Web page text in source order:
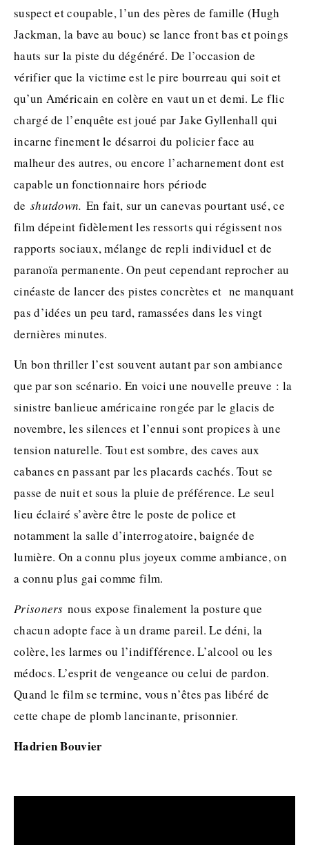
suspect et coupable, l’un des pères de famille (Hugh
Jackman, la bave au bouc) se lance front bas et poings
hauts sur la piste du dégénéré. De l’occasion de
vérifier que la victime est le pire bourreau qui soit et
qu’un Américain en colère en vaut un et demi. Le flic
chargé de l’enquête est joué par Jake Gyllenhall qui
incarne finement le désarroi du policier face au
malheur des autres, ou encore l’acharnement dont est
capable un fonctionnaire hors période
de shutdown. En fait, sur un canevas pourtant usé, ce
film dépeint fidèlement les ressorts qui régissent nos
rapports sociaux, mélange de repli individuel et de
paranoïa permanente. On peut cependant reprocher au
cinéaste de lancer des pistes concrètes et ne manquant
pas d’idées un peu tard, ramassées dans les vingt
dernières minutes.
Un bon thriller l’est souvent autant par son ambiance
que par son scénario. En voici une nouvelle preuve : la
sinistre banlieue américaine rongée par le glacis de
novembre, les silences et l’ennui sont propices à une
tension naturelle. Tout est sombre, des caves aux
cabanes en passant par les placards cachés. Tout se
passe de nuit et sous la pluie de préférence. Le seul
lieu éclairé s’avère être le poste de police et
notamment la salle d’interrogatoire, baignée de
lumière. On a connu plus joyeux comme ambiance, on
a connu plus gai comme film.
Prisoners nous expose finalement la posture que
chacun adopte face à un drame pareil. Le déni, la
colère, les larmes ou l’indifférence. L’alcool ou les
médocs. L’esprit de vengeance ou celui de pardon.
Quand le film se termine, vous n’êtes pas libéré de
cette chape de plomb lancinante, prisonnier.
Hadrien Bouvier